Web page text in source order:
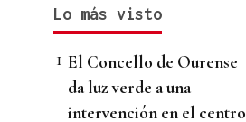
Lo más visto
El Concello de Ourense
da luz verde a una
intervención en el centro